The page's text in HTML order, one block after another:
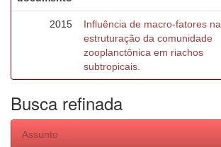
2015
Influência de macro-fatores na
estruturação da comunidade
zooplanctônica em riachos
subtropicais.
Busca refinada
Assunto